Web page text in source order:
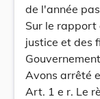
de l'année
Sur le rapport
justice et des
Avons arrêté
Art. 1 e r. Le